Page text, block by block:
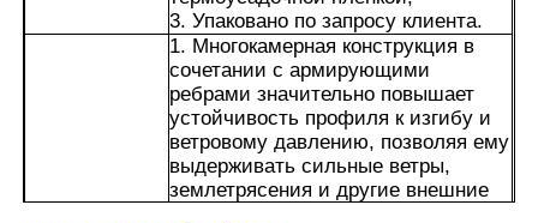
Связаться с нами
Запросить расценки
3. Упаковано по запросу клиента.
1. Многокамерная конструкция в
сочетании с армирующими
ребрами значительно повышает
устойчивость профиля к изгибу и
ветровому давлению, позволяя ему
выдерживать сильные ветры,
землетрясения и другие внешние